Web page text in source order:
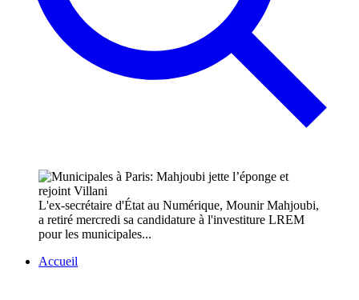
L'ex-secrétaire d'État au Numérique, Mounir Mahjoubi,
a retiré mercredi sa candidature à l'investiture LREM
pour les municipales...
Accueil